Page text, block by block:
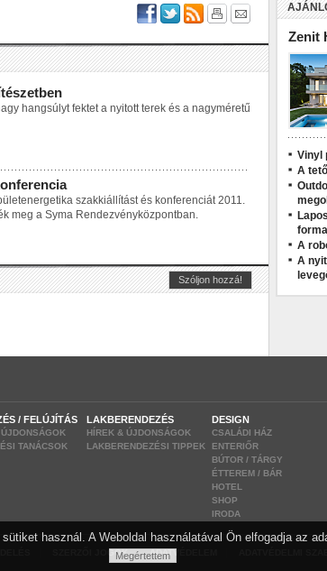
hangsúlyt fektet a nyitott terek és a nagyméretű
szakkiállítást és konferenciát 2011.
meg a Syma Rendezvényközpontban.
Zenit
Vinyl
A
A
A
/ FELÚJÍTÁS
TANÁCSOK
LAKBERENDEZÉS
HÍREK & ÚJDONSÁGOK
LAKBERENDEZÉSI TIPPEK
DESIGN
CSALÁDI HÁZ
ENTERIŐR
BÚTOR / TÁRGY
ÉTTEREM / BÁR
HOTEL
SHOP
IRODA
SZERZŐI JOGOK|ADATVÉDELEM
használ. A Weboldal használatával Ön elfogadja az